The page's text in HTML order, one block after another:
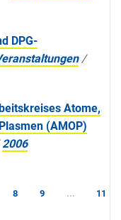
DPG-
/
Atome,
(AMOP)
2006
8 9 ... 11